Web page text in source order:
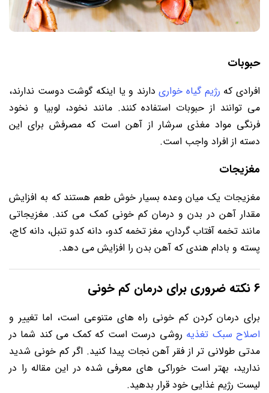
حبوبات
افرادی که رژیم گیاه خواریدارند و یا اینکه گوشت دوست ندارند،
می توانند از حبوبات استفاده کنند. مانند نخود، لوبیا و نخود
فرنگی مواد مغذی سرشار از آهن است که مصرفش برای این
دسته از افراد واجب است.
مغزیجات
مغزیجات یک میان وعده بسیار خوش طعم هستند که به افزایش
مقدار آهن در بدن و درمان کم خونی کمک می کند. مغزیجاتی
مانند تخمه آفتاب گردان، مغز تخمه کدو، دانه کدو تنبل، دانه کاج،
پسته و بادام هندی که آهن بدن را افزایش می دهد.
6نکته ضروری برای درمان کم خونی
برای درمان کردن کم خونی راه های متنوعی است، اما تغییر و
اصلاح سبک تغذیه روشی درست است که کمک می کند شما در
مدتی طولانی تر از فقر آهن نجات پیدا کنید. اگر کم خونی شدید
ندارید، بهتر است خوراکی های معرفی شده در این مقاله را در
لیست رژیم غذایی خود قرار بدهید.